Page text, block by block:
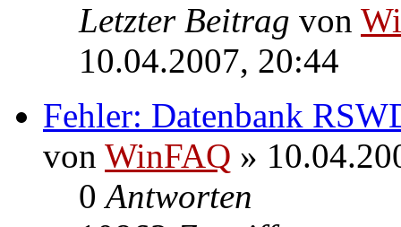
Letzter Beitrag von
10.04.2007, 20:44
Fehler: Datenbank
von WinFAQ »
0Antworten